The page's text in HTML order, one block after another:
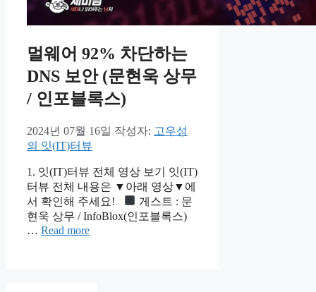
멀웨어 92% 차단하는
DNS 보안 (문현욱 상무
/ 인포블록스)
2024년 07월 16일 작성자: 고우성
의 잇(IT)터뷰
1. 잇(IT)터뷰 전체 영상 보기 잇(IT)
터뷰 전체 내용은 ▼아래 영상▼에
서 확인해 주세요!
게스트 : 문
현욱 상무 / InfoBlox(인포블록스)
… Read more